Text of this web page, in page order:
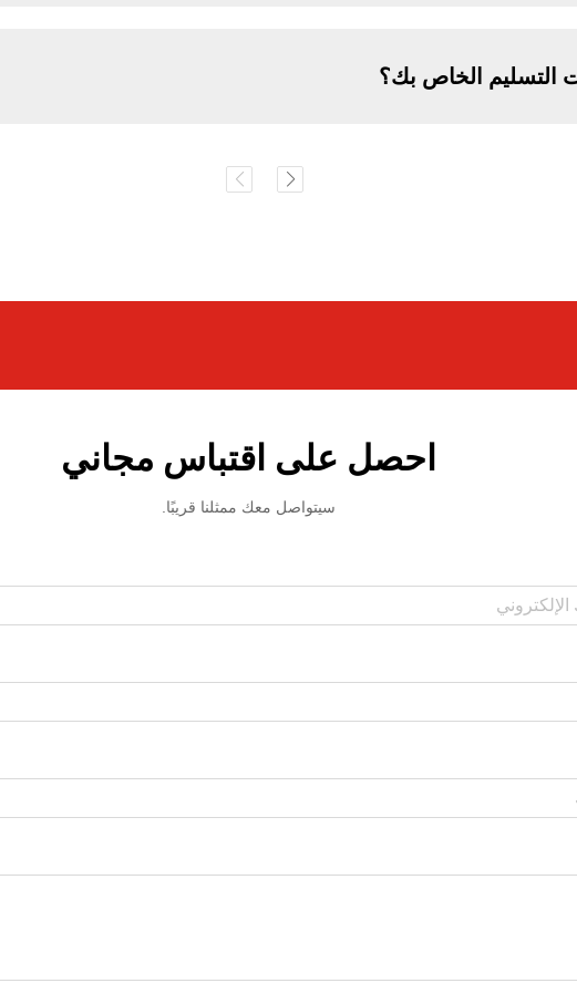
التسليم الخاص بك؟
احصل على اقتباس مجاني
سيتواصل معك ممثلنا قريبًا.